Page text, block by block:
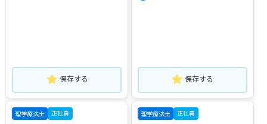
保存する 保存する
理学療法士 正社員 理学療法士 正社員